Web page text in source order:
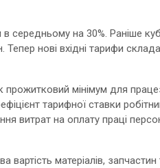
середньому на 30%. Раніше
нові вхідні тарифи
прожитковий мінімум для
тарифної ставки
витрат на оплату праці
вартість матеріалів,